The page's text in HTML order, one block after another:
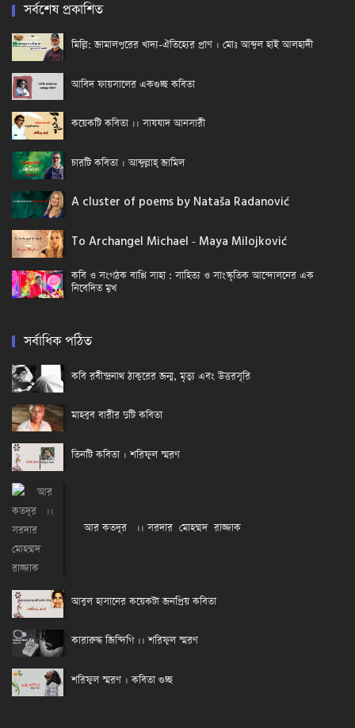
সর্বশেষ প্রকাশিত
মিল্লি: জামালপুরের খাদ্য-ঐতিহ্যের প্রাণ । মোঃ আব্দুল হাই আলহাদী
আবিদ ফায়সালের একগুচ্ছ কবিতা
কয়েকটি কবিতা ।। সাযযাদ আনসারী
চারটি কবিতা । আব্দুল্লাহ্ জামিল
A cluster of poems by Nataša Radanović
To Archangel Michael - Maya Milojković
কবি ও সংগঠক বাপ্পি সাহা : সাহিত্য ও সাংস্কৃতিক আন্দোলনের এক
নিবেদিত মুখ
সর্বাধিক পঠিত
কবি রবীন্দ্রনাথ ঠাকুরের জন্ম, মৃত্যু এবং উত্তরসূরি
মাহবুব বারীর দুটি কবিতা
তিনটি কবিতা । শরিফুল স্মরণ
আর কতদূর ।। সরদার মোহম্মদ রাজ্জাক
আবুল হাসানের কয়েকটা জনপ্রিয় কবিতা
কারারুদ্ধ জিন্দিগি ।। শরিফুল স্মরণ
শরিফুল স্মরণ । কবিতা গুচ্ছ